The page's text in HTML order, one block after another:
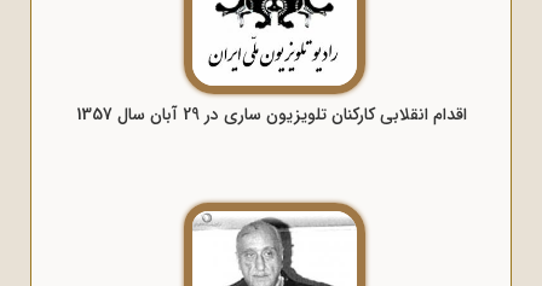
اقدام انقلابی کارکنان تلویزیون ساری در 29 آبان سال 1357